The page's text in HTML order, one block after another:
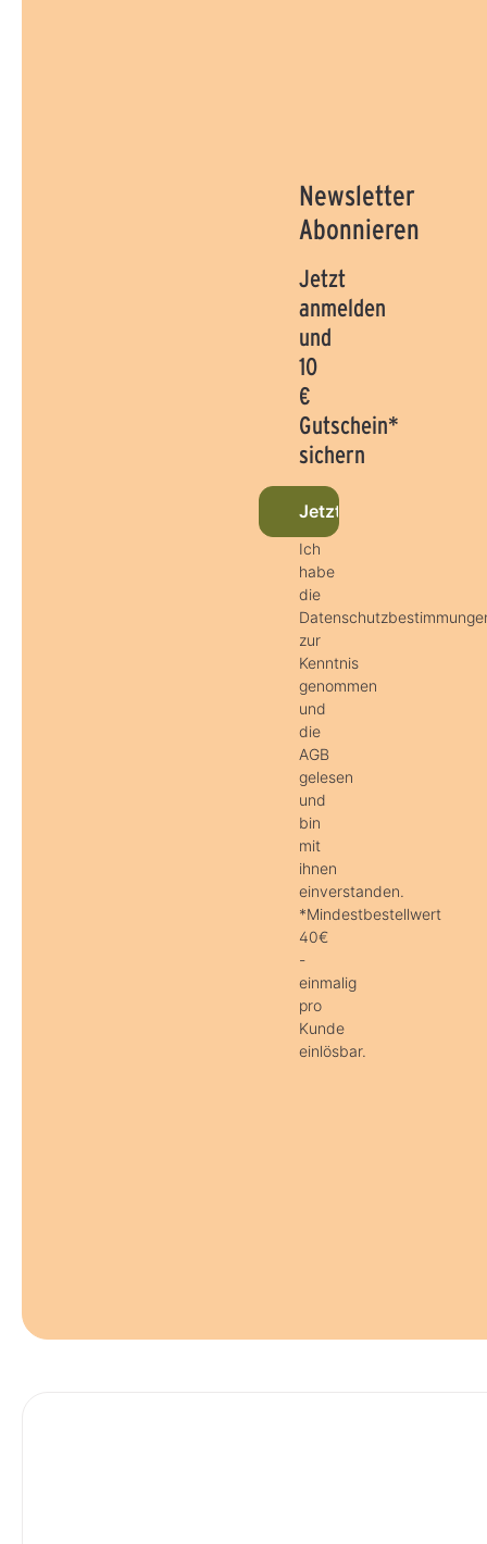
Newsletter
Abonnieren
Jetzt
anmelden
und
10
€
Gutschein*
sichern
Jetzt beim Newsletter
Ich
habe
die
zur
Kenntnis
genommen
und
die
AGB
gelesen
und
bin
mit
ihnen
einverstanden.
*Mindestbestellwert
40€
-
einmalig
pro
Kunde
einlösbar.